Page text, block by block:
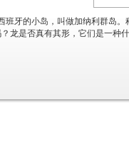
牙的小岛，叫做加纳利群岛。
龙是否真有其形，它们是一种